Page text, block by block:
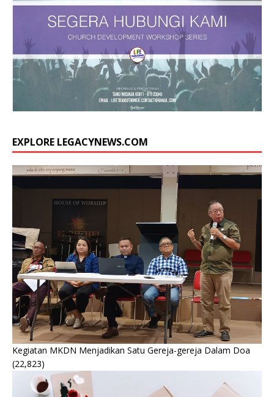
EXPLORE LEGACYNEWS.COM
Kegiatan MKDN Menjadikan Satu Gereja-gereja Dalam Doa
(22,823)